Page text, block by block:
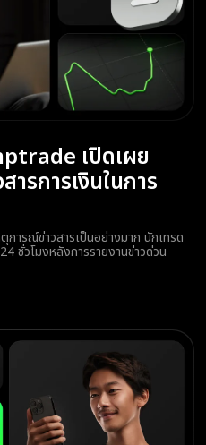
เปิดเผย
รการเงินในการ
การณ์ข่าวสารเป็นอย่างมาก นักเทรด
ชั่วโมงหลังการรายงานข่าวด่วน